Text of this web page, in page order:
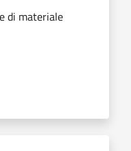
di materiale